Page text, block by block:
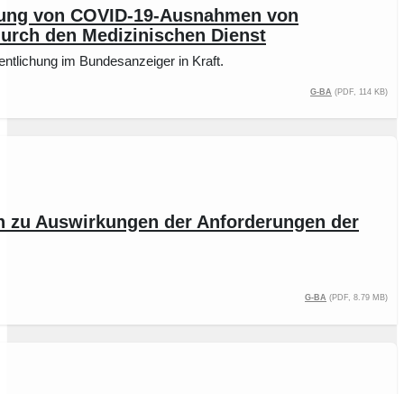
von COVID-19-Ausnahmen von
den Medizinischen Dienst
im Bundesanzeiger in Kraft.
G-BA (PDF, 114 kB)
Auswirkungen der Anforderungen der
G-BA (PDF, 8.79 MB)